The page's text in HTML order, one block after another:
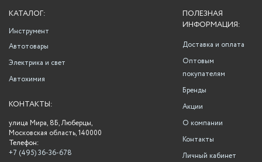
ПОЛЕЗНАЯ
ИНФОРМАЦИЯ:
Доставка и оплата
Оптовым
покупателям
Бренды
Акции
О компании
Контакты
Личный кабинет
КАТАЛОГ:
Инструмент
Автотовары
Электрика и свет
Автохимия
КОНТАКТЫ:
улица Мира, 8Б, Люберцы,
Московская область, 140000
Телефон:
+7 (495) 36-36-678